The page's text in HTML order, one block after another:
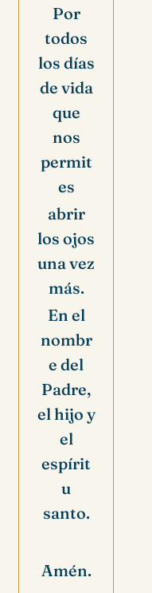
Por
todos
los días
de vida
que
nos
permit
es
abrir
los ojos
una vez
más.
En el
nombr
e del
Padre,
el hijo y
el
espírit
u
santo.
Amén.